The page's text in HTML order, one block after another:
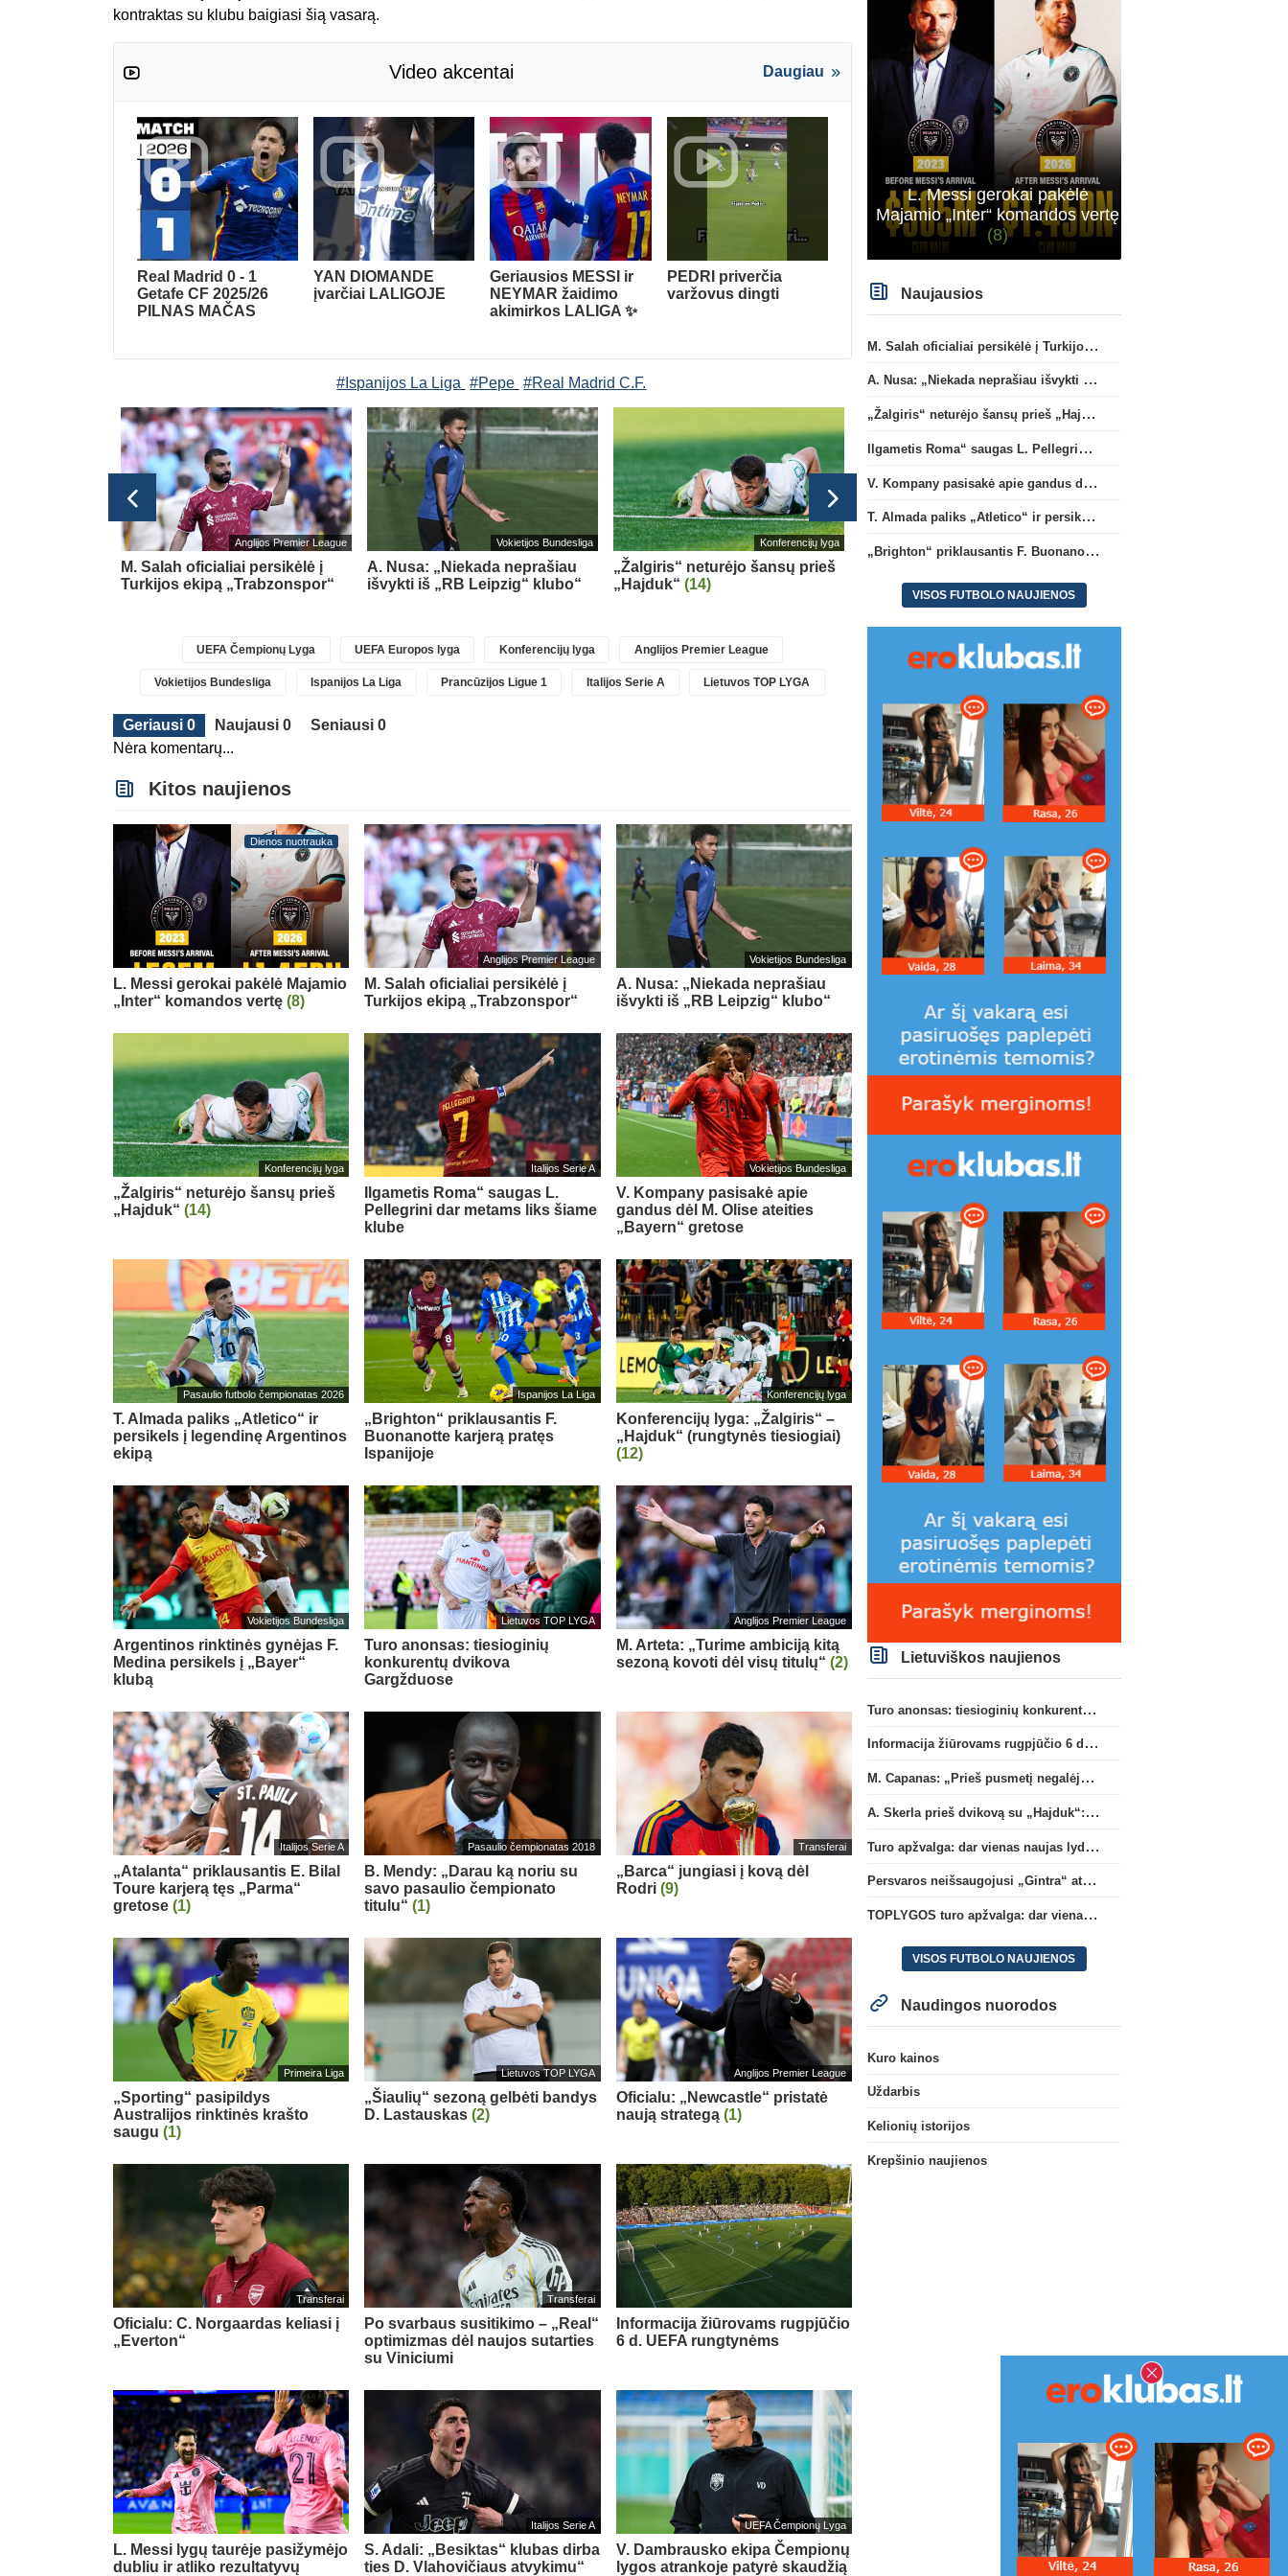
kontraktas su klubu baigiasi šią vasarą.
Video akcentai Daugiau
Real Madrid 0 - 1
Getafe CF 2025/26
PILNAS MAČAS
YAN DIOMANDE
įvarčiai LALIGOJE
Geriausios MESSI ir
NEYMAR žaidimo
akimirkos LALIGA ✨
PEDRI priverčia
varžovus dingti
#Ispanijos La Liga #Pepe #Real Madrid C.F.
Anglijos Premier League
M. Salah oficialiai persikėlė į
Turkijos ekipą „Trabzonspor“
Vokietijos Bundesliga
A. Nusa: „Niekada neprašiau
išvykti iš „RB Leipzig“ klubo“
Konferencijų lyga
„Žalgiris“ neturėjo šansų prieš
„Hajduk“ (14)
Pellegrini dar metams liks
šiame klube
UEFA Čempionų Lyga UEFA Europos lyga Konferencijų lyga Anglijos Premier League
Vokietijos Bundesliga Ispanijos La Liga Prancūzijos Ligue 1 Italijos Serie A Lietuvos TOP LYGA
Geriausi 0 Naujausi 0
Seniausi 0
Nėra komentarų...
Kitos naujienos
Dienos nuotrauka
L. Messi gerokai pakėlė Majamio
„Inter“ komandos vertę (8)
Anglijos Premier League
M. Salah oficialiai persikėlė į
Turkijos ekipą „Trabzonspor“
Vokietijos Bundesliga
A. Nusa: „Niekada neprašiau
išvykti iš „RB Leipzig“ klubo“
Konferencijų lyga
„Žalgiris“ neturėjo šansų prieš
„Hajduk“ (14)
Italijos Serie A
Ilgametis Roma“ saugas L.
Pellegrini dar metams liks šiame
klube
Vokietijos Bundesliga
V. Kompany pasisakė apie
gandus dėl M. Olise ateities
„Bayern“ gretose
Pasaulio futbolo čempionatas 2026
T. Almada paliks „Atletico“ ir
persikels į legendinę Argentinos
ekipą
Ispanijos La Liga
„Brighton“ priklausantis F.
Buonanotte karjerą pratęs
Ispanijoje
Konferencijų lyga
Konferencijų lyga: „Žalgiris“ –
„Hajduk“ (rungtynės tiesiogiai)
(12)
Vokietijos Bundesliga
Argentinos rinktinės gynėjas F.
Medina persikels į „Bayer“
klubą
Lietuvos TOP LYGA
Turo anonsas: tiesioginių
konkurentų dvikova
Gargžduose
Anglijos Premier League
M. Arteta: „Turime ambiciją kitą
sezoną kovoti dėl visų titulų“ (2)
Italijos Serie A
„Atalanta“ priklausantis E. Bilal
Toure karjerą tęs „Parma“
gretose (1)
Pasaulio čempionatas 2018
B. Mendy: „Darau ką noriu su
savo pasaulio čempionato
titulu“(1)
Transferai
„Barca“ jungiasi į kovą dėl
Rodri (9)
Primeira Liga
„Sporting“ pasipildys
Australijos rinktinės krašto
saugu (1)
Lietuvos TOP LYGA
„Šiaulių“ sezoną gelbėti bandys
D. Lastauskas(2)
Anglijos Premier League
Oficialu: „Newcastle“ pristatė
naują strategą (1)
Transferai
Oficialu: C. Norgaardas keliasi į
„Everton“
Transferai
Po svarbaus susitikimo – „Real“
optimizmas dėl naujos sutarties
su Viniciumi
Informacija žiūrovams rugpjūčio
6 d. UEFA rungtynėms
L. Messi lygų taurėje pasižymėjo
dubliu ir atliko rezultatyvų
Italijos Serie A
S. Adali: „Besiktas“ klubas dirba
ties D. Vlahovičiaus atvykimu“
UEFA Čempionų Lyga
V. Dambrausko ekipa Čempionų
lygos atrankoje patyrė skaudžią
L. Messi gerokai pakėlė
Majamio „Inter“ komandos vertę
(8)
Naujausios
M. Salah oficialiai persikėlė į Turkijos ekipą „Trabzonspor“
A. Nusa: „Niekada neprašiau išvykti iš „RB Leipzig“ klubo“
„Žalgiris“ neturėjo šansų prieš „Hajduk“
Ilgametis Roma“ saugas L. Pellegrini dar metams liks šiame klube
V. Kompany pasisakė apie gandus dėl M. Olise ateities „Bayern“ gretose
T. Almada paliks „Atletico“ ir persikels į legendinę Argentinos ekipą
„Brighton“ priklausantis F. Buonanotte karjerą pratęs Ispanijoje
VISOS FUTBOLO NAUJIENOS
Lietuviškos naujienos
Turo anonsas: tiesioginių konkurentų dvikova Gargžduose
Informacija žiūrovams rugpjūčio 6 d. UEFA rungtynėms
M. Capanas: „Prieš pusmetį negalėjau net įsivaizduoti, kad žaisime prieš „Hajduk“
A. Skerla prieš dvikovą su „Hajduk“: „Tai kito kalibro komanda“
Turo apžvalga: dar vienas naujas lyderis
Persvaros neišsaugojusi „Gintra“ atrankos pusfinalyje nusileido Škotijos čempionėms
TOPLYGOS turo apžvalga: dar vienas naujas lyderis
VISOS FUTBOLO NAUJIENOS
Naudingos nuorodos
Kuro kainos
Uždarbis
Kelionių istorijos
Krepšinio naujienos